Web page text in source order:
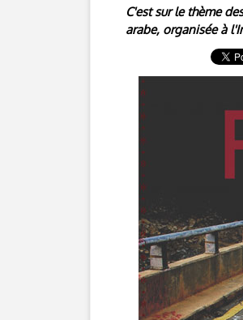
C'est sur le thème
arabe, organisée à